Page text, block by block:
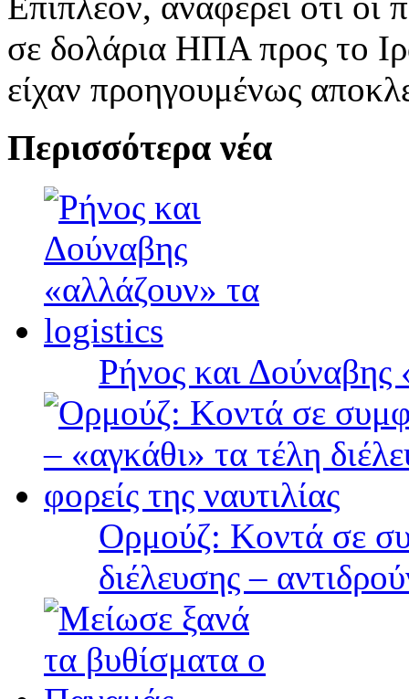
σε δολάρια ΗΠΑ προς το
είχαν προηγουμένως
Περισσότερα νέα
Ρήνος και
Ορμούζ: Κοντά σε
διέλευσης –